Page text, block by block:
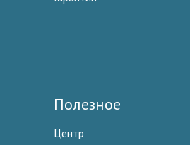
Полезное
Центр